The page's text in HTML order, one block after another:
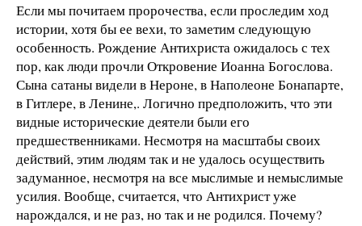
Если мы почитаем пророчества, если проследим ход
истории, хотя бы ее вехи, то заметим следующую
особенность. Рождение Антихриста ожидалось с тех
пор, как люди прочли Откровение Иоанна Богослова.
Сына сатаны видели в Нероне, в Наполеоне Бонапарте,
в Гитлере, в Ленине,. Логично предположить, что эти
видные исторические деятели были его
предшественниками. Несмотря на масштабы своих
действий, этим людям так и не удалось осуществить
задуманное, несмотря на все мыслимые и немыслимые
усилия. Вообще, считается, что Антихрист уже
нарождался, и не раз, но так и не родился. Почему?